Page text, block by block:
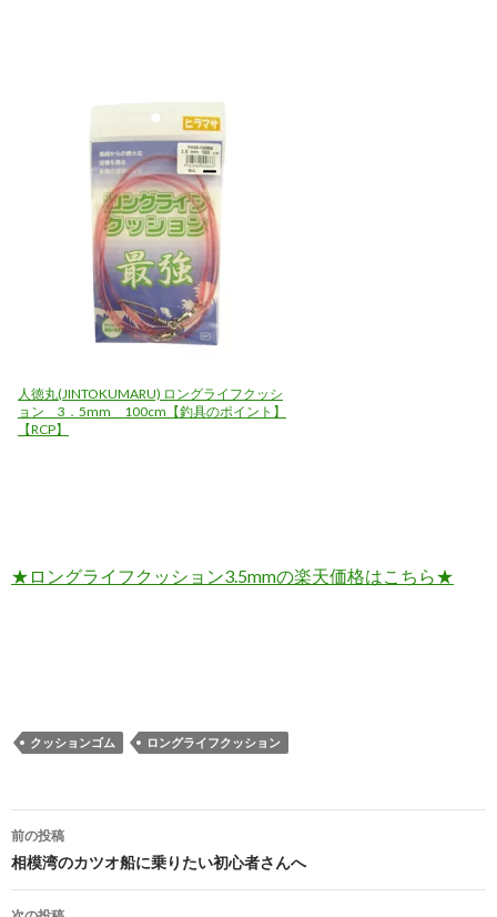
人徳丸(JINTOKUMARU) ロングライフクッシ
ョン 3．5mm 100cm【釣具のポイント】
【RCP】
★ロングライフクッション3.5mmの楽天価格はこちら★
クッションゴム ロングライフクッション
投
稿
ナ
前の投稿
相模湾のカツオ船に乗りたい初心者さんへ